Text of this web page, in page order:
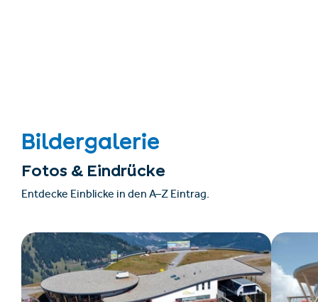
Bildergalerie
Fotos & Eindrücke
Entdecke Einblicke in den A–Z Eintrag.